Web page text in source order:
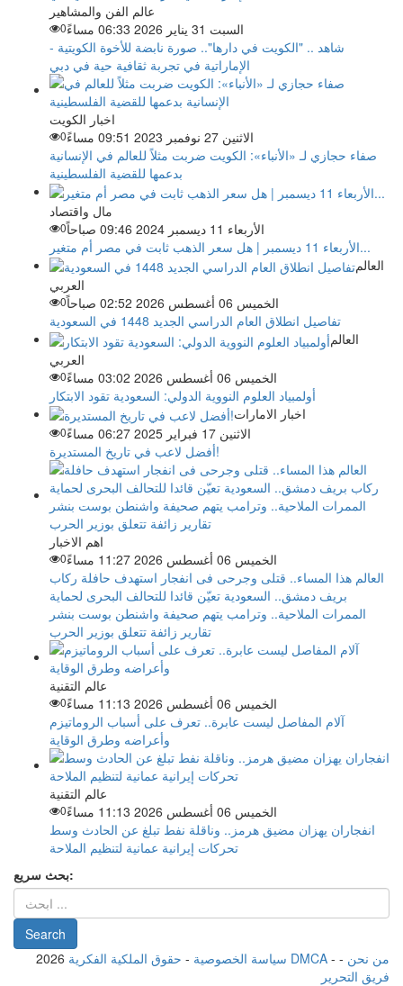
عالم الفن والمشاهير
السبت 31 يناير 2026 06:33 مساءً
0
شاهد .. "الكويت في دارها".. صورة نابضة للأخوة الكويتية -
الإماراتية في تجربة ثقافية حية في دبي
اخبار الكويت
الاثنين 27 نوفمبر 2023 09:51 مساءً
0
صفاء حجازي لـ «الأنباء»: الكويت ضربت مثلاً للعالم في الإنسانية
بدعمها للقضية الفلسطينية
مال واقتصاد
الأربعاء 11 ديسمبر 2024 09:46 صباحاً
0
الأربعاء 11 ديسمبر | هل سعر الذهب ثابت في مصر أم متغير...
العالم
العربي
الخميس 06 أغسطس 2026 02:52 صباحاً
0
تفاصيل انطلاق العام الدراسي الجديد 1448 في السعودية
العالم
العربي
الخميس 06 أغسطس 2026 03:02 مساءً
0
أولمبياد العلوم النووية الدولي: السعودية تقود الابتكار
اخبار الامارات
الاثنين 17 فبراير 2025 06:27 مساءً
0
أفضل لاعب في تاريخ المستديرة!
اهم الاخبار
الخميس 06 أغسطس 2026 11:27 مساءً
0
العالم هذا المساء.. قتلى وجرحى فى انفجار استهدف حافلة ركاب
بريف دمشق.. السعودية تعيّن قائدا للتحالف البحرى لحماية
الممرات الملاحية.. وترامب يتهم صحيفة واشنطن بوست بنشر
تقارير زائفة تتعلق بوزير الحرب
عالم التقنية
الخميس 06 أغسطس 2026 11:13 مساءً
0
آلام المفاصل ليست عابرة.. تعرف على أسباب الروماتيزم
وأعراضه وطرق الوقاية
عالم التقنية
الخميس 06 أغسطس 2026 11:13 مساءً
0
انفجاران يهزان مضيق هرمز.. وناقلة نفط تبلغ عن الحادث وسط
تحركات إيرانية عمانية لتنظيم الملاحة
بحث سريع:
2026 سياسة الخصوصية - حقوق الملكية الفكرية DMCA - من نحن -
فريق التحرير